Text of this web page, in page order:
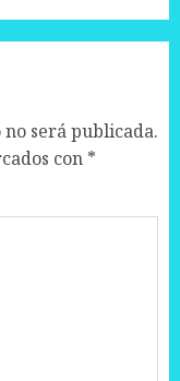
será publicada.
con *